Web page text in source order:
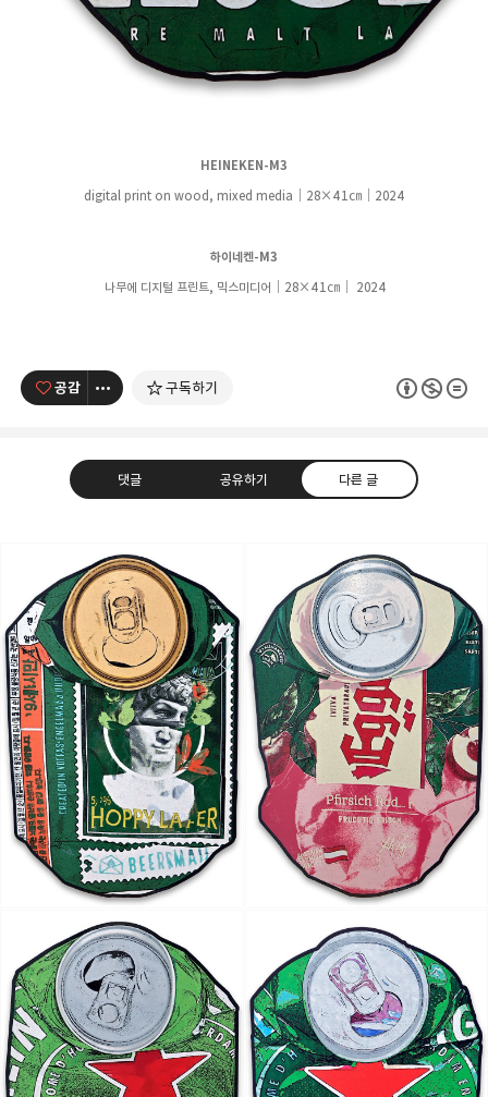
HEINEKEN-M3
digital print on wood, mixed media｜28×41㎝｜ 2024
하이네켄-M3
나무에 디지털 프린트, 믹스미디어 ｜28×41㎝ 2024
공감 구독하기
댓글 공유하기 다른 글
Artist Ock Jinhwa ｜옥진화 작가
Ock Jinhwa｜Ock Jin-hwa｜Artist｜Korea｜옥진화
｜Pop art｜Print｜Digital｜NFT
구독하기
카카오톡 라인 트위터
밴드 네이버 블로그 Pocket